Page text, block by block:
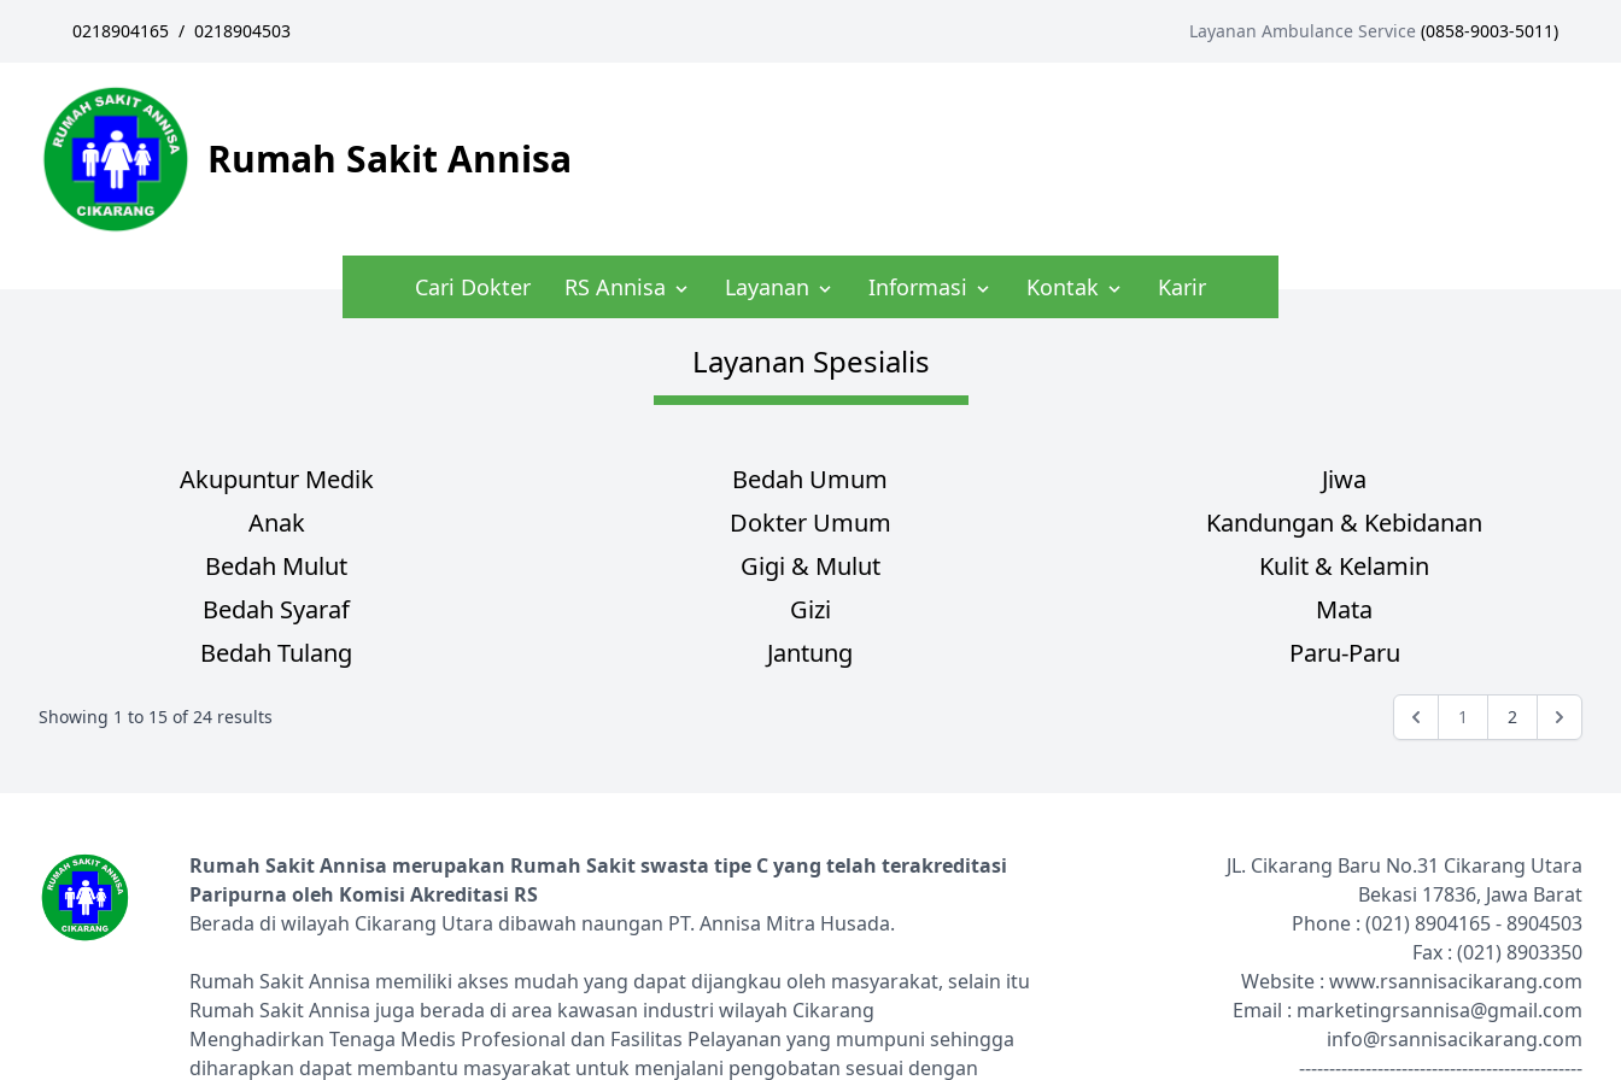
0218904165 / 0218904503 Layanan Ambulance Service (0858-9003-5011)
Rumah Sakit Annisa
Cari Dokter RS Annisa Layanan Informasi Kontak Karir
Layanan Spesialis
Akupuntur Medik
Anak
Bedah Mulut
Bedah Syaraf
Bedah Tulang
Bedah Umum
Dokter Umum
Gigi & Mulut
Gizi
Jantung
Jiwa
Kandungan & Kebidanan
Kulit & Kelamin
Mata
Paru-Paru
Showing 1 to 15 of24 results 1 2
Rumah Sakit Annisa merupakan Rumah Sakit swasta tipe C yang telah terakreditasi
Paripurna oleh Komisi Akreditasi RS
Berada di wilayah Cikarang Utara dibawah naungan PT. Annisa Mitra Husada.
Rumah Sakit Annisa memiliki akses mudah yang dapat dijangkau oleh masyarakat, selain itu
Rumah Sakit Annisa juga berada di area kawasan industri wilayah Cikarang
Menghadirkan Tenaga Medis Profesional dan Fasilitas Pelayanan yang mumpuni sehingga
diharapkan dapat membantu masyarakat untuk menjalani pengobatan sesuai dengan
JL. Cikarang Baru No.31 Cikarang Utara
Bekasi 17836, Jawa Barat
Phone : (021)8904165-8904503
Fax : (021)8903350
Website : www.rsannisacikarang.com
Email : marketingrsannisa@gmail.com
info@rsannisacikarang.com
-----------------------------------------------